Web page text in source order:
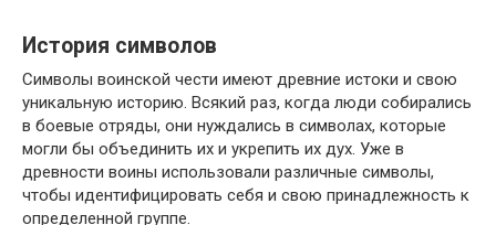
История символов
Символы воинской чести имеют древние истоки и свою
уникальную историю. Всякий раз, когда люди собирались
в боевые отряды, они нуждались в символах, которые
могли бы объединить их и укрепить их дух. Уже в
древности воины использовали различные символы,
чтобы идентифицировать себя и свою принадлежность к
определенной группе.